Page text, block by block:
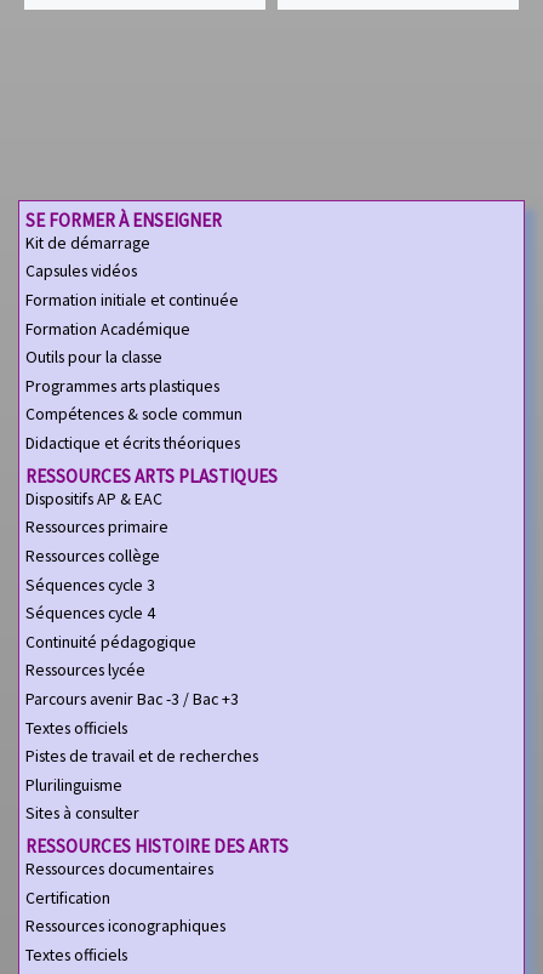
SE FORMER À ENSEIGNER
Kit de démarrage
Capsules vidéos
Formation initiale et continuée
Formation Académique
Outils pour la classe
Programmes arts plastiques
Compétences & socle commun
Didactique et écrits théoriques
RESSOURCES ARTS PLASTIQUES
Dispositifs AP & EAC
Ressources primaire
Ressources collège
Séquences cycle 3
Séquences cycle 4
Continuité pédagogique
Ressources lycée
Parcours avenir Bac -3 / Bac +3
Textes officiels
Pistes de travail et de recherches
Plurilinguisme
Sites à consulter
RESSOURCES HISTOIRE DES ARTS
Ressources documentaires
Certification
Ressources iconographiques
Textes officiels